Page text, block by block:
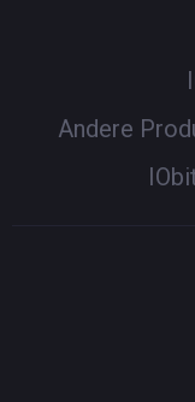
Andere